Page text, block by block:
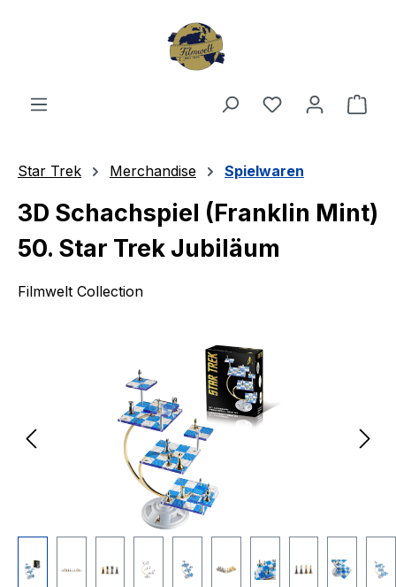
Du hast 0
Star Trek Merchandise Spielwaren
3D Schachspiel (Franklin Mint)
50. Star Trek Jubiläum
Filmwelt Collection